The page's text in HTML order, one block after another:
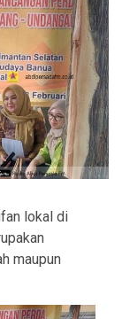
lokal di
maupun